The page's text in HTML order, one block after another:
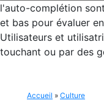
:l'auto-complétion
et bas pour évaluer
Utilisateurs et
touchant ou par des
Accueil » Culture